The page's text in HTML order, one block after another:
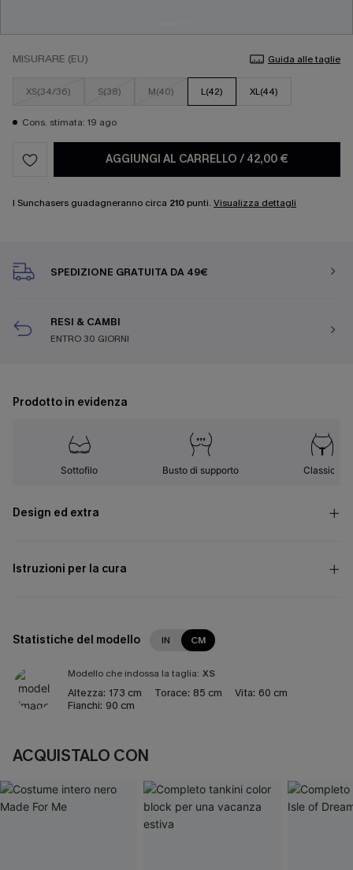
MISURARE (EU) Guida alle taglie
XS(34/36) S(38) M(40) L(42) XL(44)
Cons. stimata: 19 ago
AGGIUNGI AL CARRELLO / 42,00 €
I Sunchasers guadagneranno circa 210 punti. Visualizza dettagli
SPEDIZIONE GRATUITA DA 49€
RESI & CAMBI
ENTRO 30 GIORNI
Prodotto in evidenza
Sottofilo Busto di supporto Classico
Design ed extra
Istruzioni per la cura
Statistiche del modello IN CM
Modello che indossa la taglia: XS
Altezza: 173 cm Torace: 85 cm Vita: 60 cm
Fianchi: 90 cm
ACQUISTALO CON